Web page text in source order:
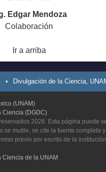
Edgar Mendoza
Colaboración
Ir a arriba
• Divulgación de la Ciencia,
(UNAM)
Ciencia (DGDC)
2026. Esta página puede
se mutile, se cite la fuente completa
previo por escrito de la
de la UNAM